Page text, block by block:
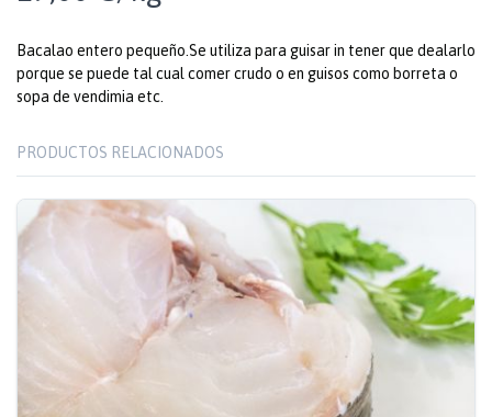
Bacalao entero pequeño.Se utiliza para guisar in tener que dealarlo
porque se puede tal cual comer crudo o en guisos como borreta o
sopa de vendimia etc.
PRODUCTOS RELACIONADOS